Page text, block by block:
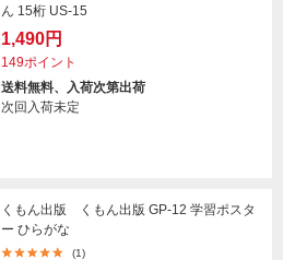
ん 15桁 US-15
1,490円
149ポイント
送料無料、入荷次第出荷
次回入荷未定
くもん出版 くもん出版 GP-12 学習ポスタ
ー ひらがな
(1)